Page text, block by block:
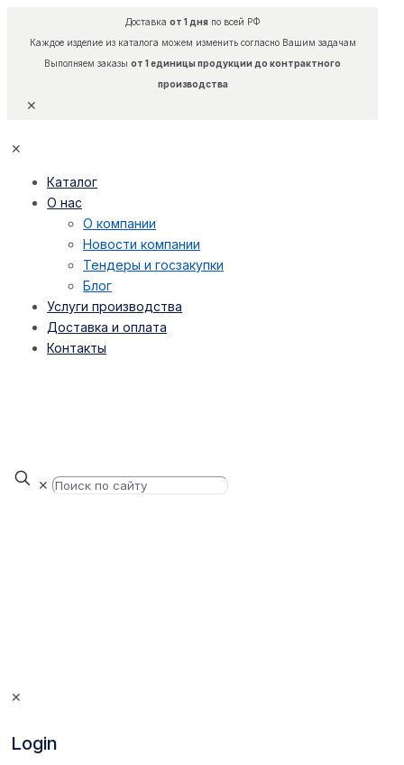
Доставка от 1 дняпо всей РФ
Каждое изделие из каталога можем изменить согласно Вашим задачам
Выполняем заказы от 1 единицы продукции до контрактного
производства
✕
✕
Каталог
О нас
О компании
Новости компании
Тендеры и госзакупки
Блог
Услуги производства
Доставка и оплата
Контакты
✕
✕
Login